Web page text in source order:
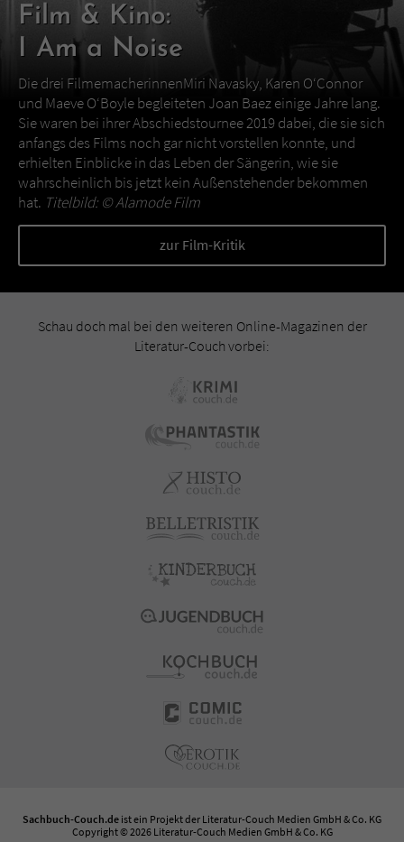
Film & Kino:
I Am a Noise
Die drei FilmemacherinnenMiri Navasky, Karen O‘Connor
und Maeve O‘Boyle begleiteten Joan Baez einige Jahre lang.
Sie waren bei ihrer Abschiedstournee 2019 dabei, die sie sich
anfangs des Films noch gar nicht vorstellen konnte, und
erhielten Einblicke in das Leben der Sängerin, wie sie
wahrscheinlich bis jetzt kein Außenstehender bekommen
hat. Titelbild: ©Alamode Film
zur Film-Kritik
Schau doch mal bei den weiteren Online-Magazinen der
Literatur-Couch vorbei:
Sachbuch-Couch.de ist ein Projekt der Literatur-Couch Medien GmbH & Co. KG
Copyright © 2026 Literatur-Couch Medien GmbH & Co. KG